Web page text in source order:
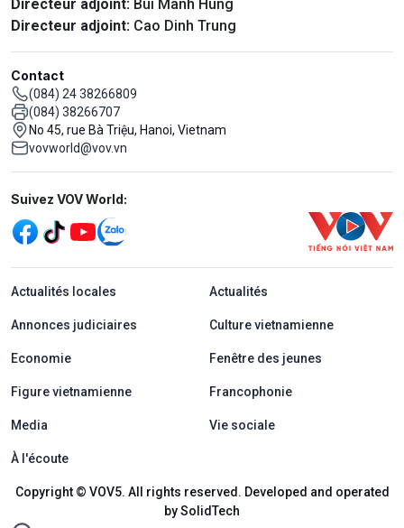
Directeur adjoint: Bùi Manh Hung
Directeur adjoint: Cao Dinh Trung
Contact
(084) 24 38266809
(084) 38266707
No 45, rue Bà Triệu, Hanoi, Vietnam
vovworld@vov.vn
Mạng xã hội
Suivez VOV World:
menu footer tiếng Pháp
Actualités locales Actualités
Annonces judiciaires Culture vietnamienne
Economie Fenêtre des jeunes
Figure vietnamienne Francophonie
Media Vie sociale
À l'écoute
Copyright © VOV5. All rights reserved. Developed and operated
by SolidTech